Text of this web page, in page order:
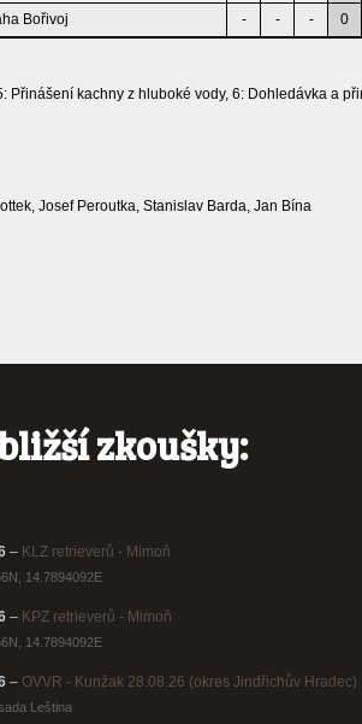
Bořivoj - - - 0
kachny z hluboké vody, 6: Dohledávka a
Josef Peroutka, Stanislav Barda, Jan Bína
zkoušky:
– KLZ retrieverů - Mimoň
14.7894092E
– KPZ retrieverů - Mimoň
14.7894092E
– OVVR - Kunžak 28.08.26 (okres Jindřichův Hradec)
Leština